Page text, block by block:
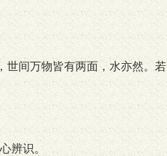
世间万物皆有两面，水亦然。若
辨识。